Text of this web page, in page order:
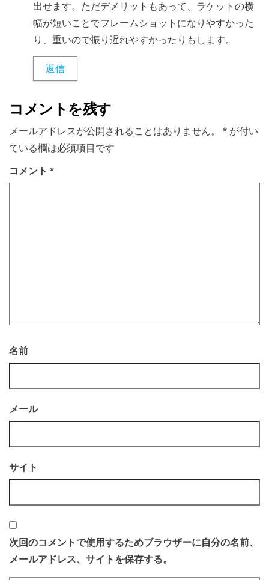
出せます。ただデメリットもあって、ラケットの横
幅が短いことでフレームショットになりやすかった
り、重いので振り遅れやすかったりもします。
返信
コメントを残す
メールアドレスが公開されることはありません。 * が付い
ている欄は必須項目です
コメント *
名前
メール
サイト
次回のコメントで使用するためブラウザーに自分の名前、
メールアドレス、サイトを保存する。